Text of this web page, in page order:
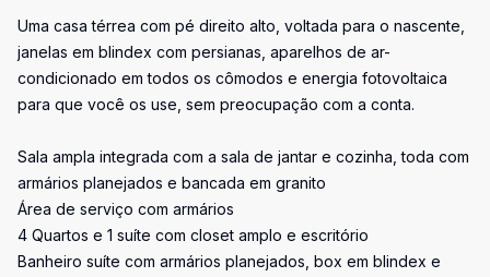
Uma casa térrea com pé direito alto, voltada para o nascente,
janelas em blindex com persianas, aparelhos de ar-
condicionado em todos os cômodos e energia fotovoltaica
para que você os use, sem preocupação com a conta.
Sala ampla integrada com a sala de jantar e cozinha, toda com
armários planejados e bancada em granito
Área de serviço com armários
4 Quartos e 1 suíte com closet amplo e escritório
Banheiro suíte com armários planejados, box em blindex e